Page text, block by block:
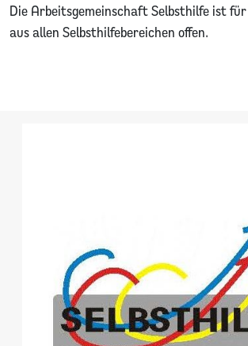
Die Arbeitsgemeinschaft Selbsthilfe ist
aus allen Selbsthilfebereichen offen.